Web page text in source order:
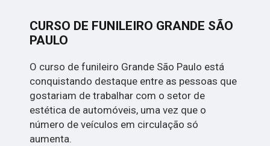
CURSO DE FUNILEIRO GRANDE SÃO
PAULO
O curso de funileiro Grande São Paulo está
conquistando destaque entre as pessoas que
gostariam de trabalhar com o setor de
estética de automóveis, uma vez que o
número de veículos em circulação só
aumenta.